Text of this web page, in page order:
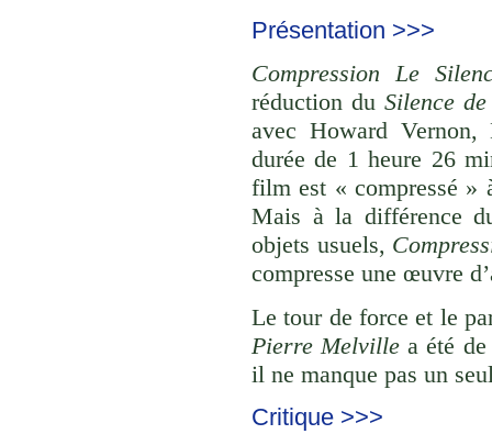
Présentation >>>
Compression Le
réduction duSilence
avec Howard Vernon,
durée de 1 heure 26
film est « compressé »
Mais à la différence
objets usuels,
compresse une œuvre
Le tour de force et le
Pierre Melville a été
il ne manque pas un
Critique >>>